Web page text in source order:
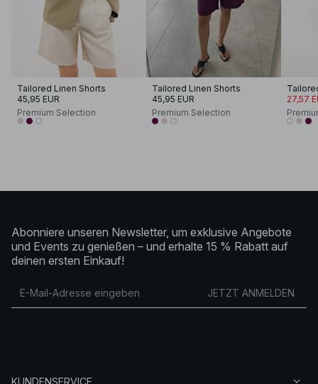
Tailored Linen Shorts
45,95 EUR
Premium Selection
Tailored Linen Shorts
45,95 EUR
Premium Selection
27,57
Abonniere unseren Newsletter, um exklusive Angebote
und Events zu genießen – und erhalte 15 % Rabatt auf
deinen ersten Einkauf!
JETZT ANMELDEN
KUNDENSERVICE